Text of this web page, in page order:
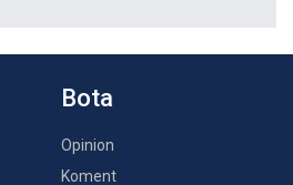
Bota
Opinion
Koment